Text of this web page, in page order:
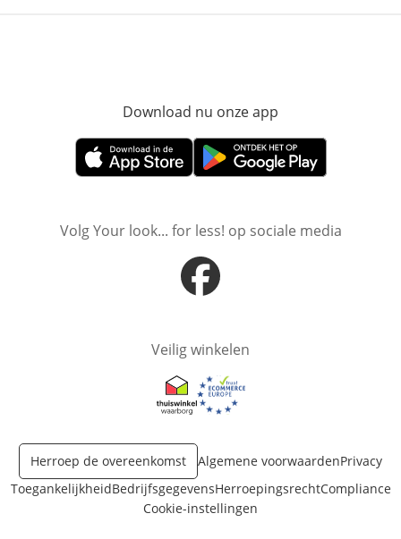
Download nu onze app
Opent in nieuw vensterOpent in nieuw venster
Volg Your look... for less! op sociale media
Opent in nieuw venster
Veilig winkelen
Opent in nieuw venster
Opent in nieuw venster
Herroep de overeenkomst Algemene voorwaardenPrivacy
ToegankelijkheidBedrijfsgegevensHerroepingsrechtCompliance
Cookie-instellingen